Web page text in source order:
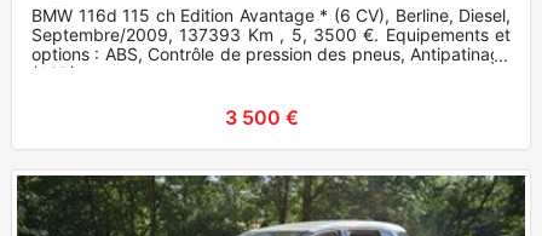
BMW 116d 115 ch Edition Avantage * (6 CV), Berline, Diesel,
Septembre/2009, 137393 Km , 5, 3500 €. Equipements et
options : ABS, Contrôle de pression des pneus, Antipatinage
(ASR)
3 500 €